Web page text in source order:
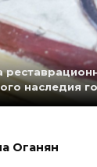
наследия
Оганян